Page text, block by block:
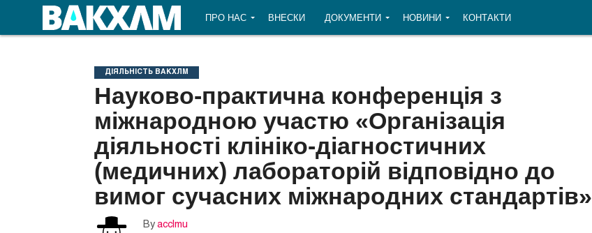
ПРО НАС ВНЕСКИ ДОКУМЕНТИ НОВИНИ КОНТАКТИ
ДІЯЛЬНІСТЬ ВАКХЛМ
Науково-практична конференція з
міжнародною участю «Організація
діяльності клініко-діагностичних
(медичних) лабораторій відповідно до
вимог сучасних міжнародних стандартів»
By acclmu